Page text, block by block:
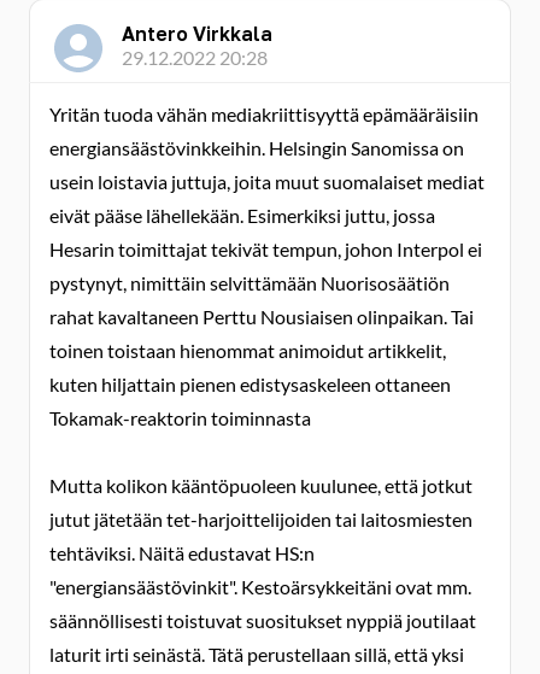
Antero Virkkala
29.12.2022 20:28
Yritän tuoda vähän mediakriittisyyttä epämääräisiin
energiansäästövinkkeihin. Helsingin Sanomissa on
usein loistavia juttuja, joita muut suomalaiset mediat
eivät pääse lähellekään. Esimerkiksi juttu, jossa
Hesarin toimittajat tekivät tempun, johon Interpol ei
pystynyt, nimittäin selvittämään Nuorisosäätiön
rahat kavaltaneen Perttu Nousiaisen olinpaikan. Tai
toinen toistaan hienommat animoidut artikkelit,
kuten hiljattain pienen edistysaskeleen ottaneen
Tokamak-reaktorin toiminnasta
Mutta kolikon kääntöpuoleen kuulunee, että jotkut
jutut jätetään tet-harjoittelijoiden tai laitosmiesten
tehtäviksi. Näitä edustavat HS:n
"energiansäästövinkit". Kestoärsykkeitäni ovat mm.
säännöllisesti toistuvat suositukset nyppiä joutilaat
laturit irti seinästä. Tätä perustellaan sillä, että yksi